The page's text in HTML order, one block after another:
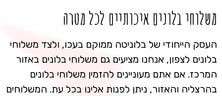
משלוחי בלונים איכותיים לכל מטרה
העסק הייחודי של בלוניטה ממוקם בעכו, ולצד משלוחי
בלונים לצפון, אנחנו מציעים גם משלוחי בלונים באזור
המרכז. אם אתם מעוניינים להזמין משלוחי בלונים
בהרצליה והאזור, ניתן לפנות אלינו בכל עת. המשלוחים